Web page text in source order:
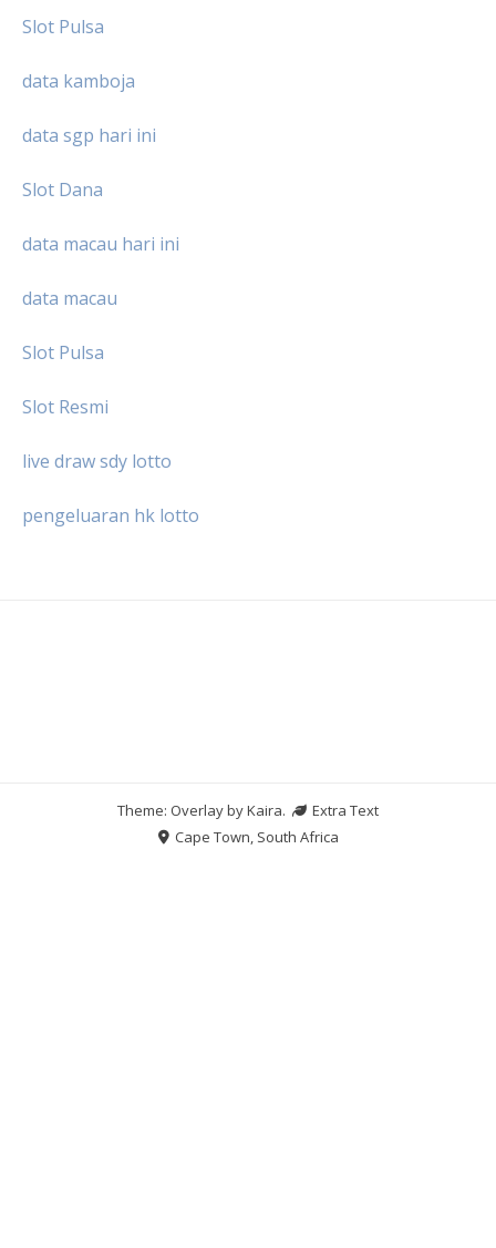
Slot Pulsa
data kamboja
data sgp hari ini
Slot Dana
data macau hari ini
data macau
Slot Pulsa
Slot Resmi
live draw sdy lotto
pengeluaran hk lotto
Theme: Overlay byKaira.
Extra Text
Cape Town, South Africa